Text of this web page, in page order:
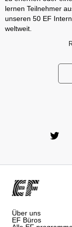
lernen Teilnehmer
unseren 50 EF
weltweit.
Über uns
EF Büros